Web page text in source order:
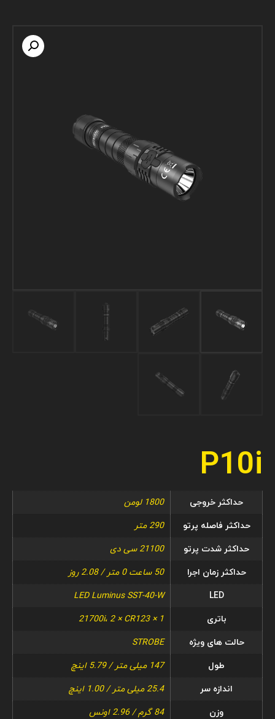
P10i
حداکثر خروجی
1800 لومن
حداکثر فاصله پرتو
290 متر
حداکثر شدت پرتو
21100 سی دی
حداکثر زمان اجرا
50 ساعت 0 متر / 2.08 روز
LED
LED Luminus SST-40-W
باتری
1 × 21700i، 2 × CR123
حالت های ویژه
STROBE
طول
147 میلی متر / 5.79 اینچ
اندازه سر
25.4 میلی متر / 1.00 اینچ
وزن
84 گرم / 2.96 اونس